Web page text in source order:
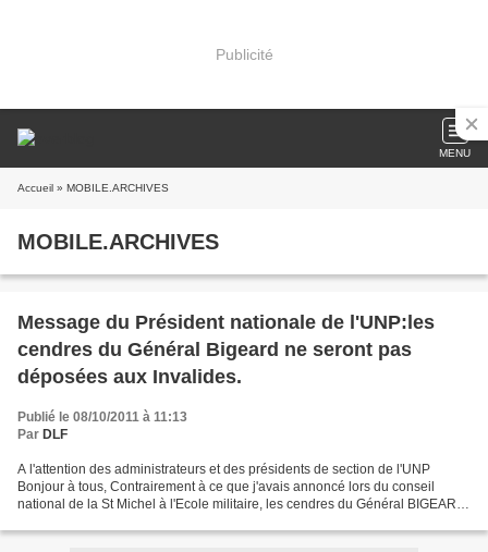
Publicité
MENU
Accueil » MOBILE.ARCHIVES
MOBILE.ARCHIVES
Message du Président nationale de l'UNP:les
cendres du Général Bigeard ne seront pas
déposées aux Invalides.
Publié le 08/10/2011 à 11:13
Par DLF
A l'attention des administrateurs et des présidents de section de l'UNP
Bonjour à tous, Contrairement à ce que j'avais annoncé lors du conseil
national de la St Michel à l'Ecole militaire, les cendres du Général BIGEARD